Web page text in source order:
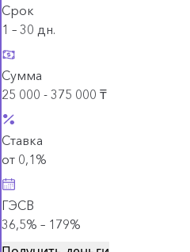
Срок
1 – 30 дн.
Сумма
25 000 - 375 000 ₸
Ставка
от 0,1%
ГЭСВ
36,5% – 179%